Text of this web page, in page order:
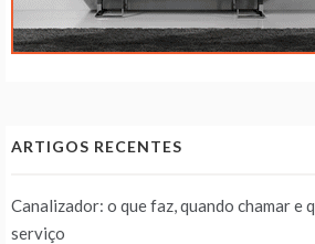
ARTIGOS RECENTES
Canalizador: o que faz, quando chamar e
serviço